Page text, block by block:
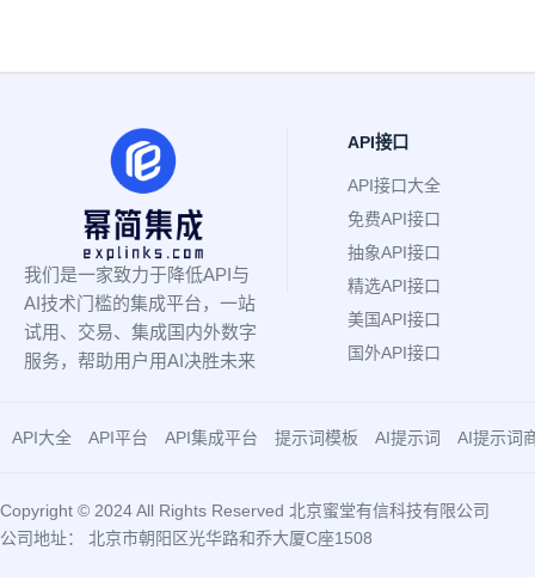
我们是一家致力于降低API与
AI技术门槛的集成平台，一站
试用、交易、集成国内外数字
服务，帮助用户用AI决胜未来
API接口
API接口大全
免费API接口
抽象API接口
精选API接口
美国API接口
国外API接口
API大全 API平台 API集成平台 提示词模板 AI提示词 AI提示词
Copyright © 2024 All Rights Reserved 北京蜜堂有信科技有限公司
公司地址： 北京市朝阳区光华路和乔大厦C座1508